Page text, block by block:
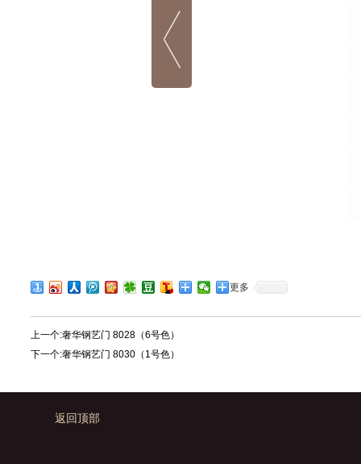
更多
上一个:奢华钢艺门 8028（6号色）
下一个:奢华钢艺门 8030（1号色）
返回顶部